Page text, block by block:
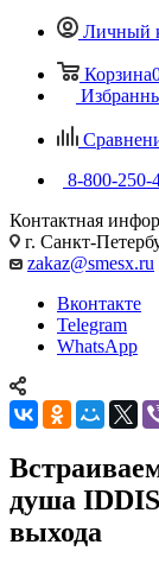
Личный
Корзина
8-800-250-
Контактная
г. Санкт-
zakaz@smesx.ru
Вконтакте
Telegram
WhatsApp
душа
выхода